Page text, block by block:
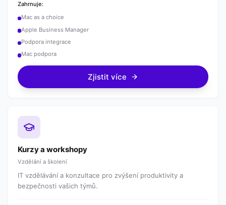
Zahrnuje:
Mac as a choice
Apple Business Manager
Podpora integrace
Mac podpora
Zjistit více
Kurzy a workshopy
Vzdělání a školení
IT vzdělávání a konzultace pro zvýšení produktivity a
bezpečnosti vašich týmů.